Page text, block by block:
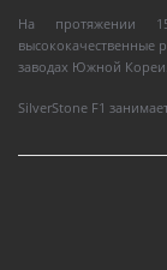
На протяжении
высококачественные
заводах Южной Кореи.
SilverStone F1